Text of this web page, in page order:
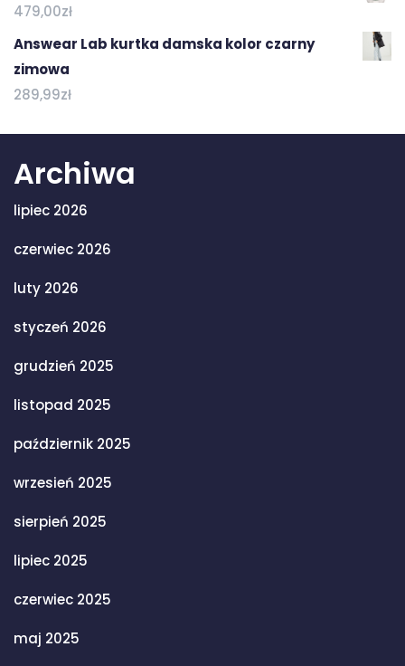
479,00zł
Answear Lab kurtka damska kolor czarny
zimowa
289,99zł
Archiwa
lipiec 2026
czerwiec 2026
luty 2026
styczeń 2026
grudzień 2025
listopad 2025
październik 2025
wrzesień 2025
sierpień 2025
lipiec 2025
czerwiec 2025
maj 2025